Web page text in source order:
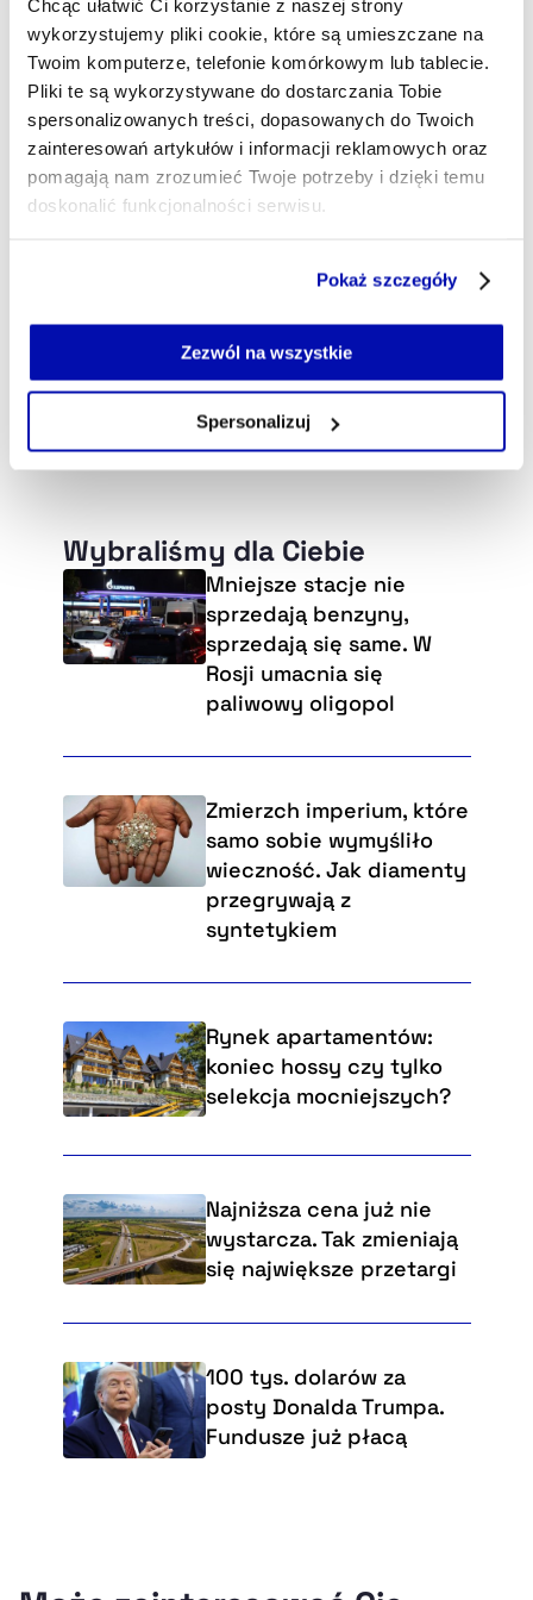
Chcąc ułatwić Ci korzystanie z naszej strony
wykorzystujemy pliki cookie, które są umieszczane na
Twoim komputerze, telefonie komórkowym lub tablecie.
Pliki te są wykorzystywane do dostarczania Tobie
spersonalizowanych treści, dopasowanych do Twoich
zainteresowań artykułów i informacji reklamowych oraz
pomagają nam zrozumieć Twoje potrzeby i dzięki temu
doskonalić funkcjonalności serwisu.
Jeżeli nie wyrażasz zgody na zapisywanie plików cookie,
możesz łatwo zarządzać swoimi uprawnieniami, np. we
własnej przeglądarce internetowej lub po wybraniu opcji
Pokaż szczegóły
Zezwól na wszystkie
Spersonalizuj
Wybraliśmy dla Ciebie
Mniejsze stacje nie
sprzedają benzyny,
sprzedają się same. W
Rosji umacnia się
paliwowy oligopol
Zmierzch imperium, które
samo sobie wymyśliło
wieczność. Jak diamenty
przegrywają z
syntetykiem
Rynek apartamentów:
koniec hossy czy tylko
selekcja mocniejszych?
Najniższa cena już nie
wystarcza. Tak zmieniają
się największe przetargi
100 tys. dolarów za
posty Donalda Trumpa.
Fundusze już płacą
Wschodniej.
bartlomiej.mayer@xyz.pl